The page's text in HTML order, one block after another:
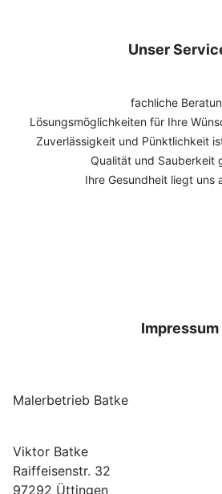
Unser
fachliche
Lösungsmöglichkeiten für Ihre
Zuverlässigkeit und Pünktlichkeit
Qualität und Sauberkeit
Ihre Gesundheit liegt uns
Impressum
Malerbetrieb Batke
Viktor Batke
Raiffeisenstr. 32
97292 Üttingen